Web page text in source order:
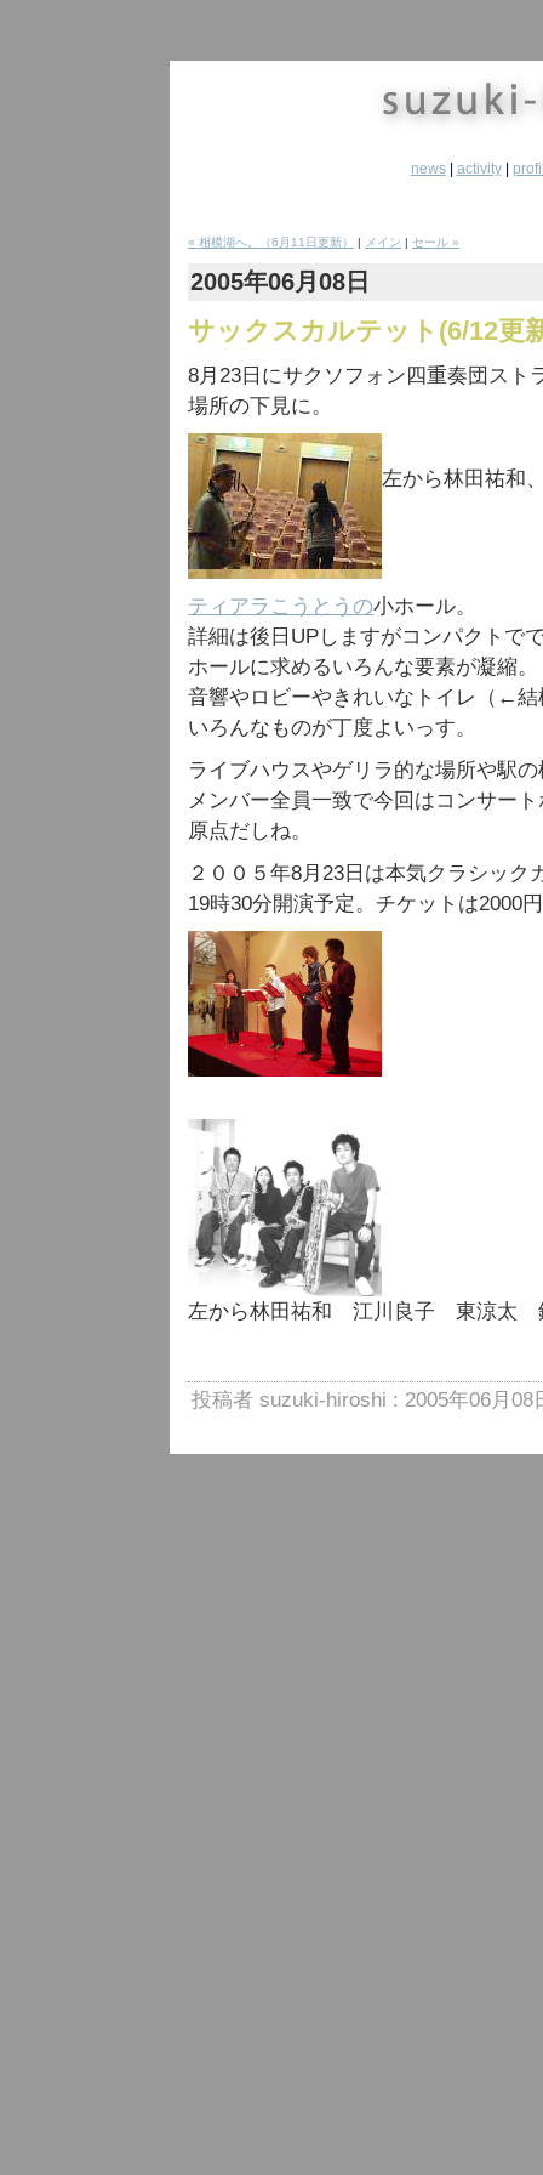
news| activity|
« 相模湖へ。（6月11日更新） | メイン | セール »
2005年06月08日
サックスカルテット(6/12更
8月23日にサクソフォン四重奏団スト
場所の下見に。
左から林田祐
ティアラこうとうの小ホール。
詳細は後日UPしますがコンパクトで
ホールに求めるいろんな要素が凝縮。
音響やロビーやきれいなトイレ（←
いろんなものが丁度よいっす。
ライブハウスやゲリラ的な場所や駅
メンバー全員一致で今回はコンサー
原点だしね。
２００５年8月23日は本気クラシック
19時30分開演予定。チケットは2000
左から林田祐和 江川良子 東涼太
投稿者 suzuki-hiroshi : 2005年06月08